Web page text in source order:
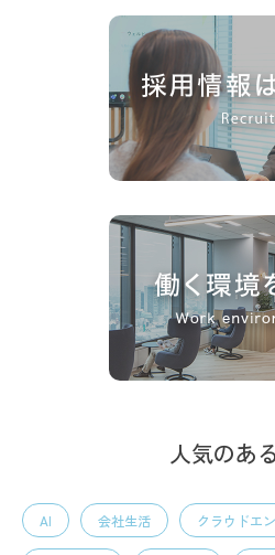
人気のあ
AI 会社生活 クラウドエ